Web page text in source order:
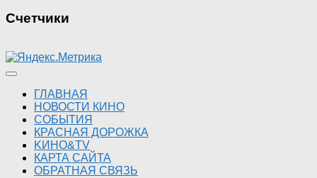
Счетчики
ГЛАВНАЯ
НОВОСТИ КИНО
СОБЫТИЯ
КРАСНАЯ ДОРОЖКА
KИНО&TV
КАРТА САЙТА
ОБРАТНАЯ СВЯЗЬ